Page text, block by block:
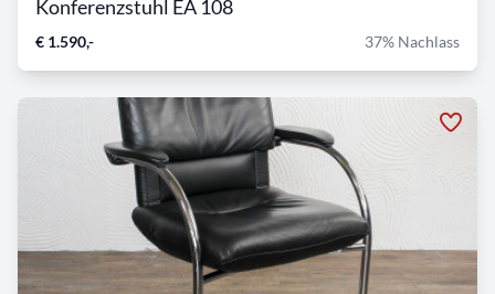
Konferenzstuhl EA 108
€ 1.590,- 37% Nachlass